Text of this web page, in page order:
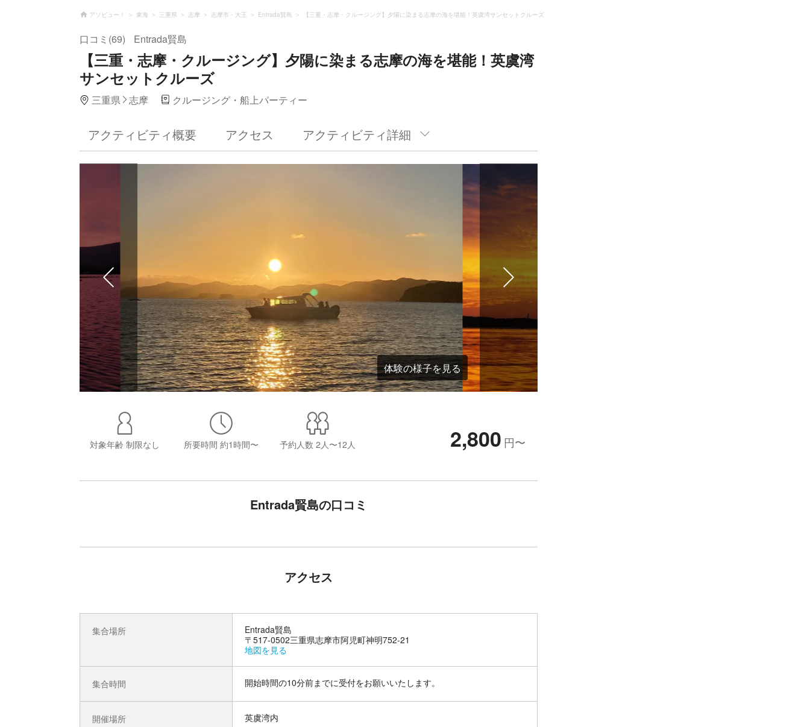
アソビュー！ 東海 三重県 志摩 志摩市・大王 Entrada賢島 【三重・志摩・クルージング】夕陽に染まる志摩の海を堪能！英虞湾サンセットクルーズ
口コミ(69) Entrada賢島
【三重・志摩・クルージング】夕陽に染まる志摩の海を堪能！英虞湾
サンセットクルーズ
三重県 志摩 クルージング・船上パーティー
アクティビティ概要 アクセス アクティビティ詳細
体験の様子を見る
対象年齢 制限なし 所要時間 約1時間〜 予約人数 2人〜12人 2,800 円〜
Entrada賢島の口コミ
アクセス
集合場所
Entrada賢島
〒517-0502三重県志摩市阿児町神明752-21
地図を見る
集合時間 開始時間の10分前までに受付をお願いいたします。
開催場所 英虞湾内